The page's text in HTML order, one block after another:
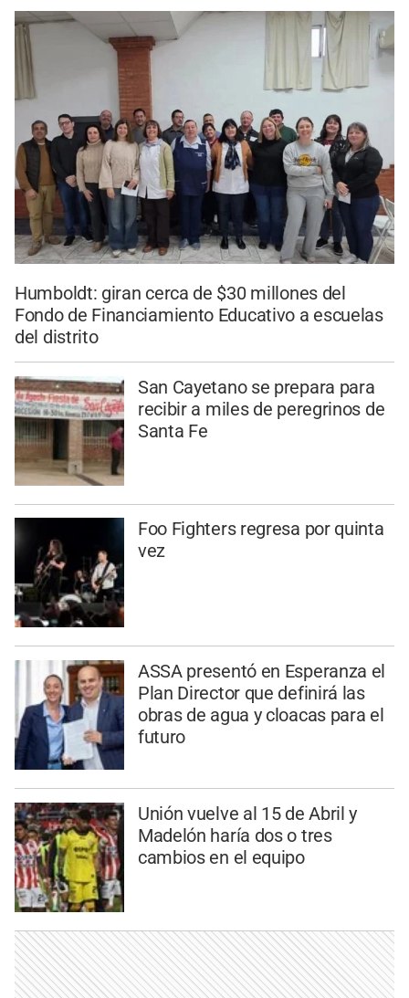
Humboldt: giran cerca de $30 millones del
Fondo de Financiamiento Educativo a escuelas
del distrito
San Cayetano se prepara para
recibir a miles de peregrinos de
Santa Fe
Foo Fighters regresa por quinta
vez
ASSA presentó en Esperanza el
Plan Director que definirá las
obras de agua y cloacas para el
futuro
Unión vuelve al 15 de Abril y
Madelón haría dos o tres
cambios en el equipo